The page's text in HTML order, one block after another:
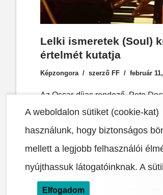
A weboldalon sütiket (cookie-kat)
használunk, hogy biztonságos
mellett a legjobb felhasználói
nyújthassuk látogatóinknak.A
Elfogadom
Lelki ismeretek (Soul)
értelmét kutatja
Képzongora szerző FF február
Az Oscar-díjas rendező, Pete
szórakoztatás és